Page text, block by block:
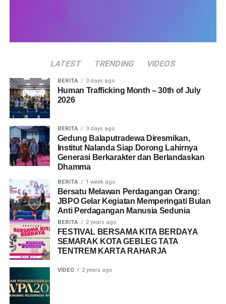
Like this:
LATEST TRENDING VIDEOS
BERITA 3 days ago
Human Trafficking Month – 30th of July
2026
BERITA 3 days ago
Gedung Balaputradewa Diresmikan,
Institut Nalanda Siap Dorong Lahirnya
Generasi Berkarakter dan Berlandaskan
Dhamma
BERITA 1 week ago
Bersatu Melawan Perdagangan Orang:
JBPO Gelar Kegiatan Memperingati Bulan
Anti Perdagangan Manusia Sedunia
BERITA 2 years ago
FESTIVAL BERSAMA KITA BERDAYA
SEMARAK KOTA GEBLEG TATA
TENTREM KARTA RAHARJA
VIDEO 2 years ago